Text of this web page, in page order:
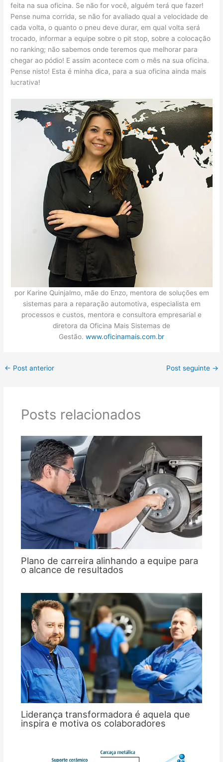
feita na sua oficina. Se não for você, alguém terá que fazer!
Pense numa corrida, se não for avaliado qual a velocidade de
cada volta, o quanto o pneu deve durar, em qual volta será
trocado, informar a equipe sobre o pit stop, sobre a colocação
no ranking; não sabemos onde teremos que melhorar para
chegar ao pódio! E assim acontece com o mês na sua oficina.
Pense nisto! Esta é minha dica, para a sua oficina ainda mais
lucrativa!
por Karine Quinjalmo, mãe do Enzo, mentora de soluções em
sistemas para a reparação automotiva, especialista em
processos e custos, mentora e consultora empresarial e
diretora da Oficina Mais Sistemas de
Gestão. www.oficinamais.com.br
← Post anterior Post seguinte →
Posts relacionados
Plano de carreira alinhando a equipe para
o alcance de resultados
Liderança transformadora é aquela que
inspira e motiva os colaboradores